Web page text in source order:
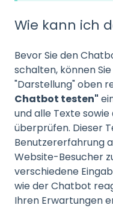
Wie kann ich
Bevor Sie den
schalten, können
"Darstellung" oben
Chatbot testen"
und alle Texte
überprüfen. Dieser
Benutzererfahrung
Website-Besucher
verschiedene
wie der Chatbot
Ihren Erwartungen